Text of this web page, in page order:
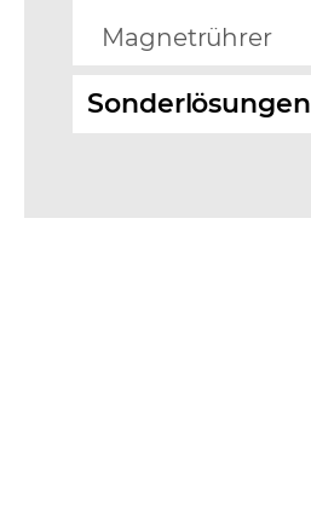
Magnetrührer
Sonderlösungen